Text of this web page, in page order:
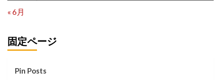
« 6月
固定ページ
Pin Posts